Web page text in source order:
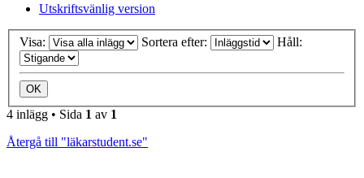
Utskriftsvänlig version
Visa: Sortera efter: Håll:
4 inlägg • Sida 1 av 1
Återgå till "läkarstudent.se"